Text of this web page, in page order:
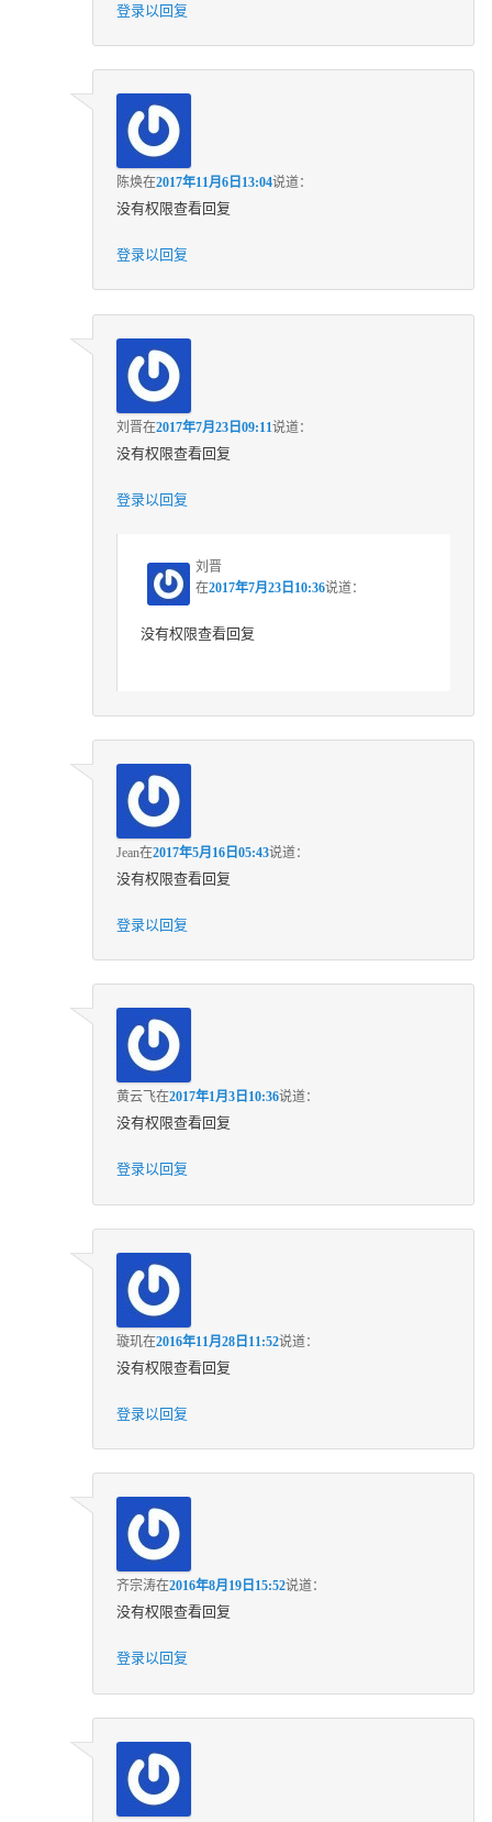
登录以回复
陈焕在2017年11月6日13:04说道：
没有权限查看回复
登录以回复
刘晋在2017年7月23日09:11说道：
没有权限查看回复
登录以回复
刘晋
在2017年7月23日10:36说道：
没有权限查看回复
Jean在2017年5月16日05:43说道：
没有权限查看回复
登录以回复
黄云飞在2017年1月3日10:36说道：
没有权限查看回复
登录以回复
璇玑在2016年11月28日11:52说道：
没有权限查看回复
登录以回复
齐宗涛在2016年8月19日15:52说道：
没有权限查看回复
登录以回复